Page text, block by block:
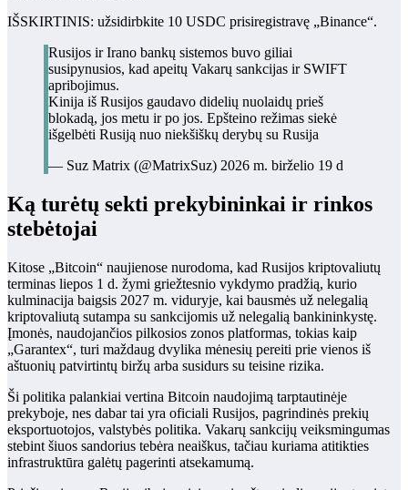
IŠSKIRTINIS: užsidirbkite 10 USDC prisiregistravę „Binance“.
Rusijos ir Irano bankų sistemos buvo giliai
susipynusios, kad apeitų Vakarų sankcijas ir SWIFT
apribojimus.
Kinija iš Rusijos gaudavo didelių nuolaidų prieš
blokadą, jos metu ir po jos. Epšteino režimas siekė
išgelbėti Rusiją nuo niekšiškų derybų su Rusija
— Suz Matrix (@MatrixSuz) 2026 m. birželio 19 d
Ką turėtų sekti prekybininkai ir rinkos
stebėtojai
Kitose „Bitcoin“ naujienose nurodoma, kad Rusijos kriptovaliutų
terminas liepos 1 d. žymi griežtesnio vykdymo pradžią, kurio
kulminacija baigsis 2027 m. viduryje, kai bausmės už nelegalią
kriptovaliutą sutampa su sankcijomis už nelegalią bankininkystę.
Įmonės, naudojančios pilkosios zonos platformas, tokias kaip
„Garantex“, turi maždaug dvylika mėnesių pereiti prie vienos iš
aštuonių patvirtintų biržų arba susidurs su teisine rizika.
Ši politika palankiai vertina Bitcoin naudojimą tarptautinėje
prekyboje, nes dabar tai yra oficiali Rusijos, pagrindinės prekių
eksportuotojos, valstybės politika. Vakarų sankcijų veiksmingumas
stebint šiuos sandorius tebėra neaiškus, tačiau kuriama atitikties
infrastruktūra galėtų pagerinti atsekamumą.